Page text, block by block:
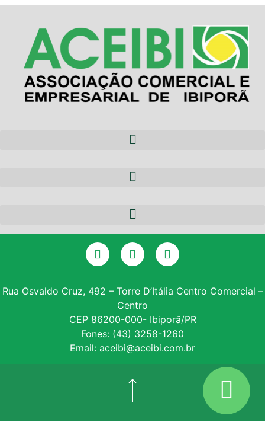
GALERIA DE PRESIDENTES
SERVIÇOS
CERTIFICADO DIGITAL
CONSULTA SPC
ASSOCIE-SE
NF – VARITUS
Rua Osvaldo Cruz, 492 – Torre D’Itália Centro Comercial –
Centro
CEP 86200-000- Ibiporã/PR
Fones: (43) 3258-1260
Email: aceibi@aceibi.com.br